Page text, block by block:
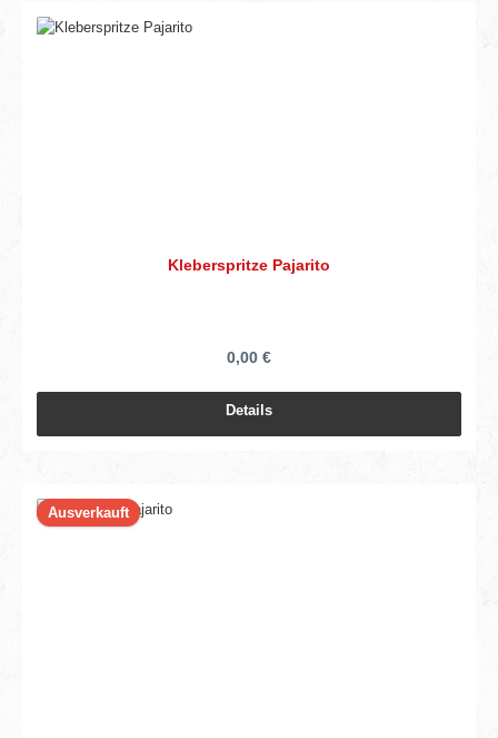
Kleberspritze Pajarito
0,00 €
Details
Ausverkauft